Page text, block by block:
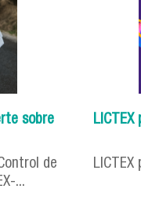
sobre
de
...